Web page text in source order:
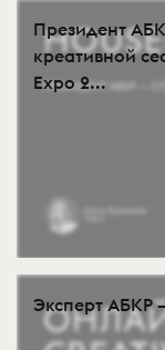
Президент
креативной
Expo 2...
Эксперт АБКР